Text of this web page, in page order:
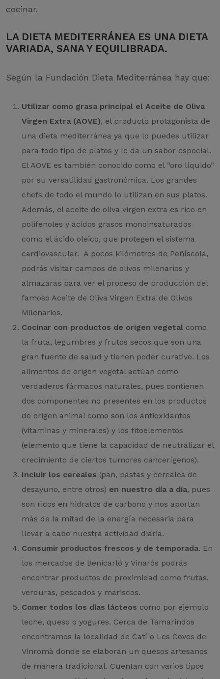
cocinar.
LA DIETA MEDITERRÁNEA ES UNA DIETA
VARIADA, SANA Y EQUILIBRADA.
Según la Fundación Dieta Mediterránea hay que:
Utilizar como grasa principal el Aceite de Oliva
Virgen Extra (AOVE), el producto protagonista de
una dieta mediterránea ya que lo puedes utilizar
para todo tipo de platos y le da un sabor especial.
El AOVE es también conocido como el “oro líquido”
por su versatilidad gastronómica. Los grandes
chefs de todo el mundo lo utilizan en sus platos.
Además, el aceite de oliva virgen extra es rico en
polifenoles y ácidos grasos monoinsaturados
como el ácido oleico, que protegen el sistema
cardiovascular. A pocos kilómetros de Peñíscola,
podrás visitar campos de olivos milenarios y
almazaras para ver el proceso de producción del
famoso Aceite de Oliva Virgen Extra de Olivos
Milenarios.
Cocinar con productos de origen vegetal como
la fruta, legumbres y frutos secos que son una
gran fuente de salud y tienen poder curativo. Los
alimentos de origen vegetal actúan como
verdaderos fármacos naturales, pues contienen
dos componentes no presentes en los productos
de origen animal como son los antioxidantes
(vitaminas y minerales) y los fitoelementos
(elemento que tiene la capacidad de neutralizar el
crecimiento de ciertos tumores cancerígenos).
Incluir los cereales (pan, pastas y cereales de
desayuno, entre otros) en nuestro día a día, pues
son ricos en hidratos de carbono y nos aportan
más de la mitad de la energía necesaria para
llevar a cabo nuestra actividad diaria.
Consumir productos frescos y de temporada. En
los mercados de Benicarló y Vinaròs podrás
encontrar productos de proximidad como frutas,
verduras, pescados y mariscos.
Comer todos los días lácteos como por ejemplo
leche, queso o yogures. Cerca de Tamarindos
encontramos la localidad de Catí o Les Coves de
Vinromà donde se elaboran un quesos artesanos
de manera tradicional. Cuentan con varios tipos